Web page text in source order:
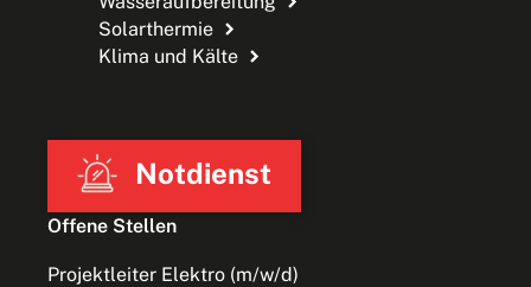
Solarthermie
Klima und Kälte
Notdienst
Offene Stellen
Projektleiter Elektro (m/w/d)